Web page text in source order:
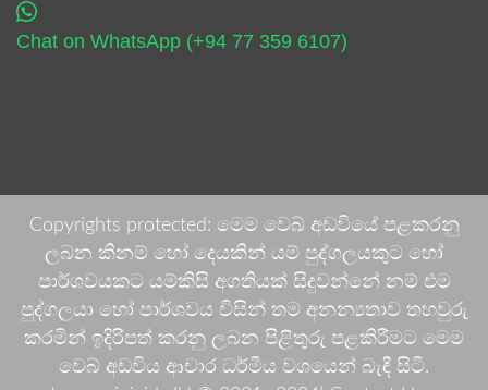
Chat on WhatsApp (+94 77 359 6107)
Copyrights protected: මෙම වෙබ් අඩවියේ පළකරනු
ලබන කිනම් හෝ දෙයකින් යම් පුද්ගලයකුට හෝ
පාර්ශවයකට යම්කිසි අගතියක් සිදුවන්නේ නම් එම
පුද්ගලයා හෝ පාර්ශවය විසින් තම අනන්‍යතාව තහවුරු
කරමින් ඉදිරිපත් කරනු ලබන පිළිතුරු පළකිරීමට මෙම
වෙබ් අඩවිය ආචාර ධර්මීය වශයෙන් බැඳී සිටී.